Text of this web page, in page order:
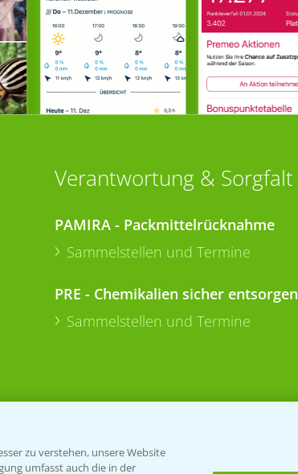
Verantwortung & Sorgfalt
PAMIRA - Packmittelrücknahme
Sammelstellen und Termine
PRE - Chemikalien sicher entsorgen
Sammelstellen und Termine
zu verstehen, unsere Website
umfasst auch die in der